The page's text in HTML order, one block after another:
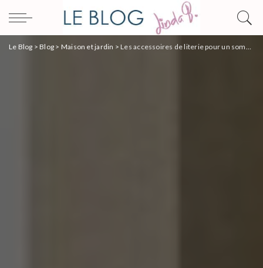
Le Blog >Blog > Maison et jardin >Les accessoires de literie pour un sommeil optimal